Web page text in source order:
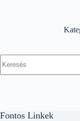
results
Fontos Linkek